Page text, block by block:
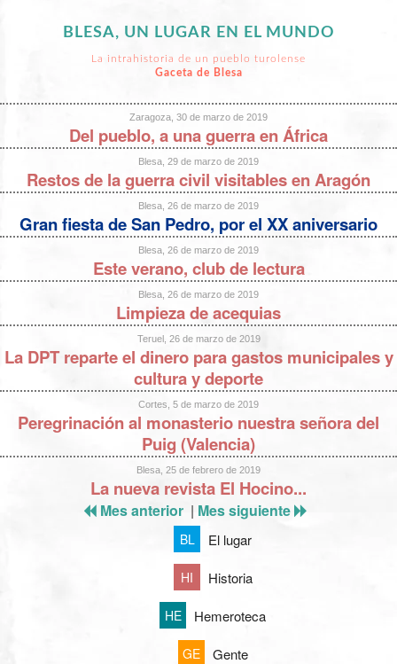
BLESA, UN LUGAR EN EL MUNDO
La intrahistoria de un pueblo turolense
Gaceta de Blesa
Zaragoza, 30 de marzo de 2019
Del pueblo, a una guerra en África
Blesa, 29 de marzo de 2019
Restos de la guerra civil visitables en Aragón
Blesa, 26 de marzo de 2019
Gran fiesta de San Pedro, por el XX aniversario
Blesa, 26 de marzo de 2019
Este verano, club de lectura
Blesa, 26 de marzo de 2019
Limpieza de acequias
Teruel, 26 de marzo de 2019
La DPT reparte el dinero para gastos municipales y
cultura y deporte
Cortes, 5 de marzo de 2019
Peregrinación al monasterio nuestra señora del
Puig (Valencia)
Blesa, 25 de febrero de 2019
La nueva revista El Hocino...
Mes anterior| Mes siguiente
BL El lugar
HI Historia
HE Hemeroteca
GE Gente